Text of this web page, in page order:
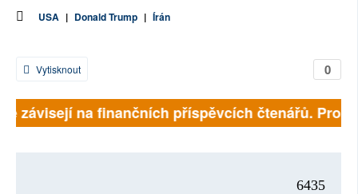
USA | Donald Trump | Írán
0
Vytisknout
závisejí na finančních příspěvcích čtenářů.
6435